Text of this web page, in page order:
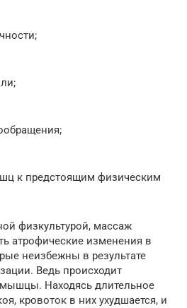
к предстоящим физическим
физкультурой, массаж
атрофические изменения в
неизбежны в результате
Ведь происходит
Находясь длительное
кровоток в них ухудшается, и